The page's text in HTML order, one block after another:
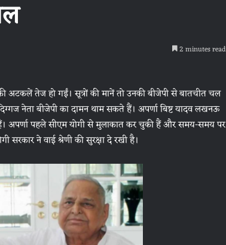
2 minutes read
अटकलें तेज हो गईं। सूत्रों की मानें तो उनकी बीजेपी से बातचीत चल
नेता बीजेपी का दामन थाम सकते हैं। अपर्णा बिष्ट यादव लखनऊ
अपर्णा पहले सीएम योगी से मुलाकात कर चुकी हैं और समय-समय पर
सरकार ने वाई श्रेणी की सुरक्षा दे रखी है।